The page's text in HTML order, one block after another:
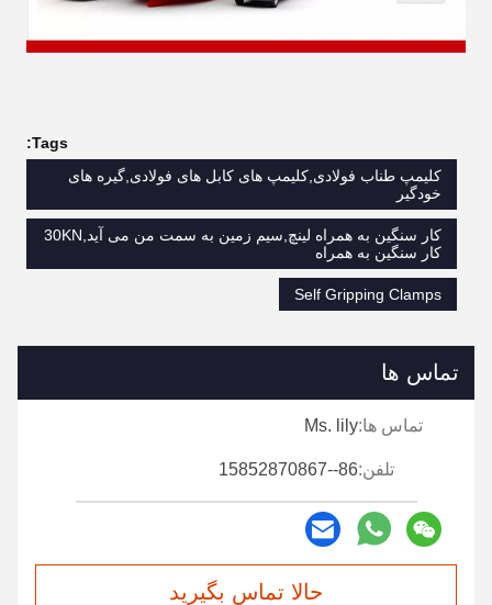
Tags:
کلیمپ طناب فولادی,کلیمپ های کابل های فولادی,گیره های
خودگیر
کار سنگين به همراه لينچ,سیم زمین به سمت من می آید,30KN
کار سنگین به همراه
Self Gripping Clamps
تماس ها
تماس ها:Ms. lily
تلفن:86--15852870867
حالا تماس بگیرید